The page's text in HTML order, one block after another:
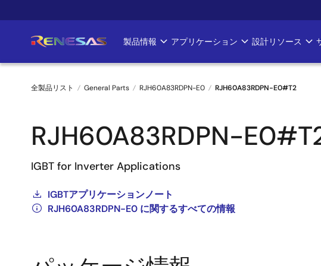
イ
ン
Main
navigation
製品情報 アプリケーション 設計リソース
ン
く
ず
全製品リスト General Parts RJH60A83RDPN-E0 RJH60A83RDPN-E0#T2
RJH60A83RDPN-
IGBT for Inverter Applications
IGBTアプリケーションノート
RJH60A83RDPN-E0 に関するすべての情報